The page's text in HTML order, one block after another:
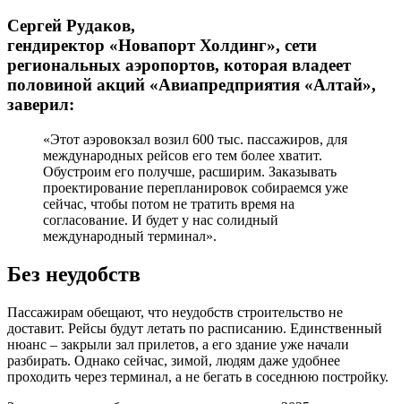
Сергей Рудаков,
гендиректор «Новапорт Холдинг», сети
региональных аэропортов, которая владеет
половиной акций «Авиапредприятия «Алтай»,
заверил:
«Этот аэровокзал возил 600 тыс. пассажиров, для
международных рейсов его тем более хватит.
Обустроим его получше, расширим. Заказывать
проектирование перепланировок собираемся уже
сейчас, чтобы потом не тратить время на
согласование. И будет у нас солидный
международный терминал».
Без неудобств
Пассажирам обещают, что неудобств строительство не
доставит. Рейсы будут летать по расписанию. Единственный
нюанс – закрыли зал прилетов, а его здание уже начали
разбирать. Однако сейчас, зимой, людям даже удобнее
проходить через терминал, а не бегать в соседнюю постройку.